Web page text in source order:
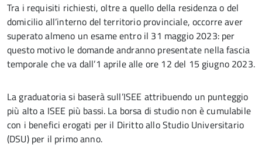
Tra i requisiti richiesti, oltre a quello della residenza o del
domicilio all’interno del territorio provinciale, occorre aver
superato almeno un esame entro il 31 maggio 2023: per
questo motivo le domande andranno presentate nella fascia
temporale che va dall’1 aprile alle ore 12 del 15 giugno 2023.
La graduatoria si baserà sull’ISEE attribuendo un punteggio
più alto a ISEE più bassi. La borsa di studio non è cumulabile
con i benefici erogati per il Diritto allo Studio Universitario
(DSU) per il primo anno.